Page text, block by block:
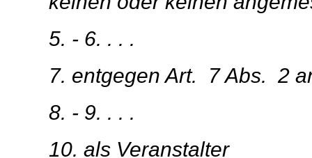
5. - 6. . . .
7. entgegen Art. 7 Abs. 2
8. - 9. . . .
10. als Veranstalter